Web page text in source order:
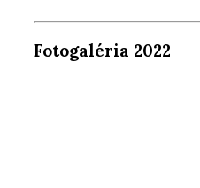
Fotogaléria 2022